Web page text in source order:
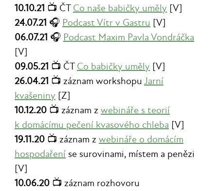
10.10.21 📺 ČT Co naše babičky uměly [V]
24.07.21 🎧 Podcast Vítr v Gastru [V]
06.07.21 🎧 Podcast Maxim Pavla Vondráčka
[V]
09.05.21 📺 ČT Co babičky uměly [V]
26.04.21 📺 záznam workshopu Jarní
kvašeniny [Z]
10.12.20 📺 záznam z webináře s teorií
k domácímu pečení kvasového chleba [V]
19.11.20 📺 záznam z webináře o domácím
hospodaření se surovinami, místem a penězi
[V]
10.06.20 📺 záznam rozhovoru